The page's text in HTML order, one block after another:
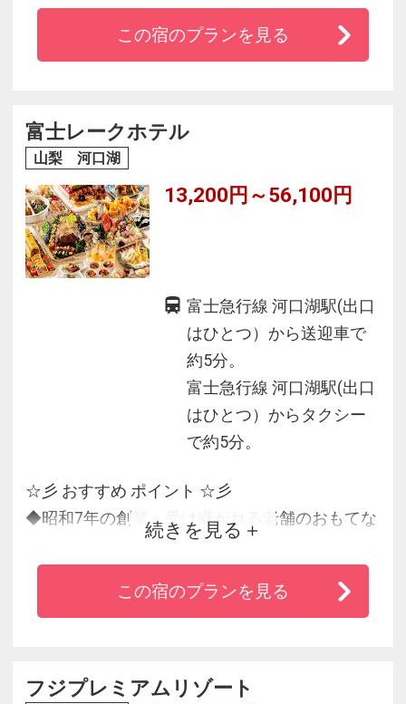
気に！
◆胃腸病などに効果がある富士河口湖温泉は無
ら好評！
◆心づくしのおもてなしでお客様をお迎え！
この宿のプランを見る
富士レークホテル
山梨 河口湖
13,200円～56,100円
富士急行線 河口湖駅(出口
はひとつ）から送迎車で
約5分。
富士急行線 河口湖駅(出口
はひとつ）からタクシー
で約5分。
☆彡 おすすめ ポイント ☆彡
◆昭和7年の創業。受け継がれる老舗のおもてな
◆富士の麓で上質なひとときを
◆どなたにもやしいユニバーサルデザインを採
ビュッフェ
続きを見る
この宿のプランを見る
フジプレミアムリゾート